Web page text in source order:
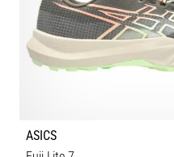
ASICS